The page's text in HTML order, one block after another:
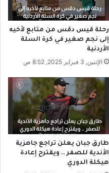
رحلة قيس دقس من متابع لأخيه
إلى نجم صغير في كرة السلة
الأردنية
الإثنين, 3 فبراير 2025, 8:52 ص
طارق جبان يعلن تراجع جاهزية
الأندية للصفر .. ويقترح إعادة
هيكلة الدوري